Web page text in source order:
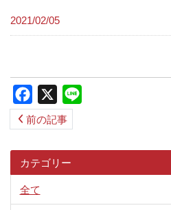
2021/02/05
Facebook
前の記事
カテゴリー
全て